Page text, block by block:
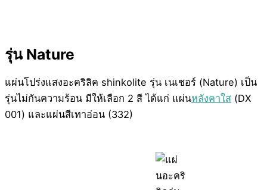
รุ่น Nature
แผ่นโปร่งแสงอะคริลิค shinkolite รุ่น เนเชอร์ (Nature) เป็น
รุ่นไม่กันความร้อน มีให้เลือก 2 สี ได้แก่ แผ่นหลังคาใส (DX
001) และแผ่นสีเทาอ่อน (332)